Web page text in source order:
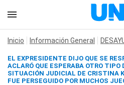
Inicio Información General
EL EXPRESIDENTE DIJO QUE SE
ACLARÓ QUE ESPERABA OTRO
SITUACIÓN JUDICIAL DE CRISTINA
FUE PERSEGUIDO POR MUCHOS